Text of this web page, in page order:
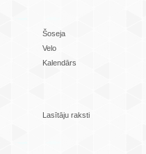
Šoseja
Velo
Kalendārs
Lasītāju raksti